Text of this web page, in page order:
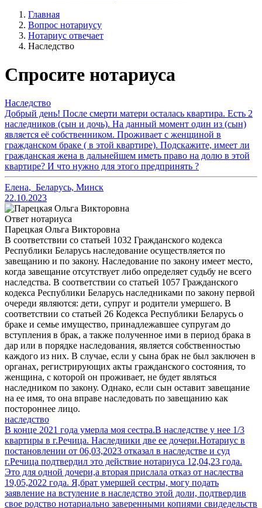
Главная
Вопрос нотариусу
Нотариус отвечает
Наследство
Спросите нотариуса
Наследство
Добрый день! После смерти матери осталась квартира. Есть 2
наследников (сын и дочь). На данный момент один из (сын)
является её собственником. Проживает с женщиной в
гражданском браке ( в этой квартире). Подскажите, имеет ли
гражданская жена в дальнейшем иметь право на долю в этой
квартире? И что нужно для этого предпринять ?
Елена, Беларусь, Минск
22.10.2023
Ответ нотариуса
Парецкая Ольга Викторовна
В соответствии со статьей 1032 Гражданского кодекса
Республики Беларусь наследование осуществляется по
завещанию и по закону. Наследование по закону имеет место,
когда завещание отсутствует либо определяет судьбу не всего
наследства. В соответствии со статьей 1057 Гражданского
кодекса Республики Беларусь наследниками по закону первой
очереди являются: дети, супруг и родители умершего. В
соответствии со статьей 26 Кодекса Республики Беларусь о
браке и семье имущество, принадлежавшее супругам до
вступления в брак, а также полученное ими в период брака в
дар или в порядке наследования, является собственностью
каждого из них. В случае, если у сына брак не был заключен в
органах, регистрирующих акты гражданского состояния, то
женщина, с которой он проживает, не будет являться
наследником по закону. Однако, если сын оставит завещание
на ее имя, то она вправе наследовать по завещанию как
постороннее лицо.
наследство
В конце 2021 года умерла моя сестра.В наследстве у нее 1/3
квартиры в г.Речица. Наследники две ее дочери.Нотариус в
постановлении от 06,03,2023 отказал в наследстве и суд
г.Речица подтвердил это действие нотариуса 12,04,23 года.
Это для одной дочери,а вторая прислала отказ от наслества
19,05,2022 года. Я,брат умершей сестры, могу подать
заявление на встуление в наследство этой доли, подтвердив
свое родство нотариально заверенными копиями свидедельств